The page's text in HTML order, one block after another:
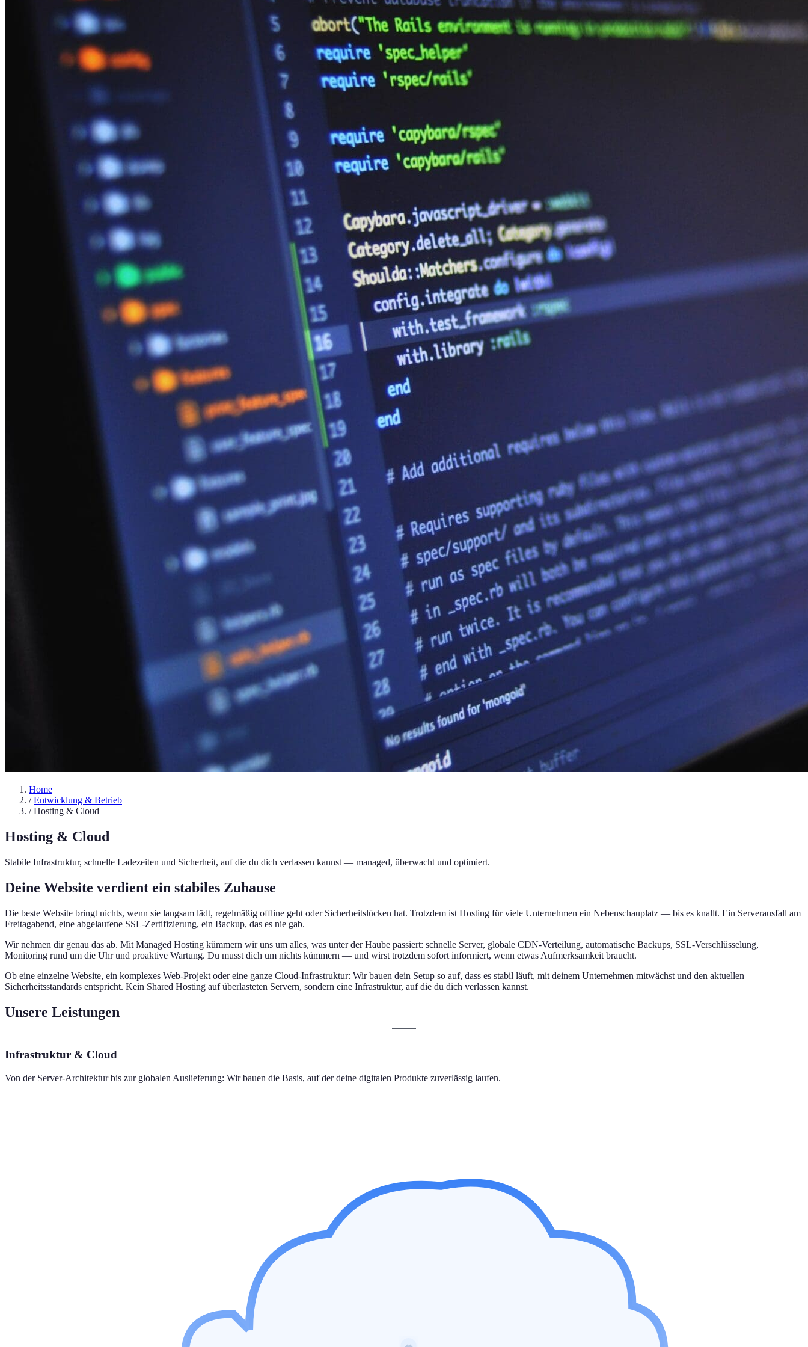
Home
/ Entwicklung & Betrieb
/ Hosting & Cloud
Hosting & Cloud
Stabile Infrastruktur, schnelle Ladezeiten und Sicherheit, auf die du dich verlassen kannst — managed, überwacht und optimiert.
Deine Website verdient ein stabiles Zuhause
Die beste Website bringt nichts, wenn sie langsam lädt, regelmäßig offline geht oder Sicherheitslücken hat. Trotzdem ist Hosting für viele Unternehmen ein Nebenschauplatz — bis es knallt. Ein Serverausfall am
Freitagabend, eine abgelaufene SSL-Zertifizierung, ein Backup, das es nie gab.
Wir nehmen dir genau das ab. Mit Managed Hosting kümmern wir uns um alles, was unter der Haube passiert: schnelle Server, globale CDN-Verteilung, automatische Backups, SSL-Verschlüsselung,
Monitoring rund um die Uhr und proaktive Wartung. Du musst dich um nichts kümmern — und wirst trotzdem sofort informiert, wenn etwas Aufmerksamkeit braucht.
Ob eine einzelne Website, ein komplexes Web-Projekt oder eine ganze Cloud-Infrastruktur: Wir bauen dein Setup so auf, dass es stabil läuft, mit deinem Unternehmen mitwächst und den aktuellen
Sicherheitsstandards entspricht. Kein Shared Hosting auf überlasteten Servern, sondern eine Infrastruktur, auf die du dich verlassen kannst.
Unsere Leistungen
Infrastruktur & Cloud
Von der Server-Architektur bis zur globalen Auslieferung: Wir bauen die Basis, auf der deine digitalen Produkte zuverlässig laufen.